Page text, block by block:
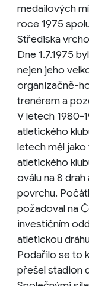
medailových
roce 1975
Střediska
Dne 1.7.1975
nejen jeho
organizačně-
trenérem a
V letech 1980-
atletického
letech měl
atletického
oválu na 8
povrchu.
požadoval na
investičním
atletickou
Podařilo se to
přešel stadion